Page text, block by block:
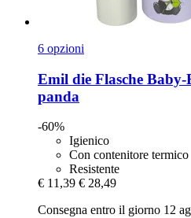
6 opzioni
Emil die Flasche Baby-​
panda
-60%
Igienico
Con contenitore termico
Resistente
€ 11,39 € 28,49
Consegna entro il giorno 12